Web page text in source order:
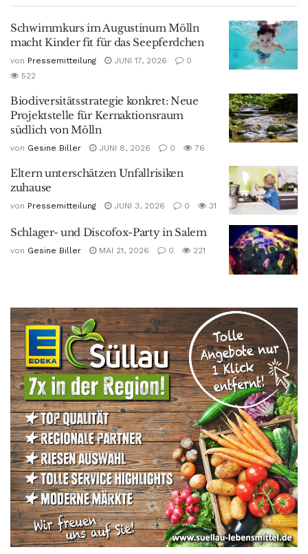
Schwimmkurs im Augustinum Mölln
macht Kinder fit für das Seepferdchen
von Pressemitteilung JUNI 17, 2026
0
522
Biodiversitätsstrategie konkret: Neue
Projektstelle für Kernaktionsraum
südlich von Mölln
von Gesine Biller JUNI 8, 2026 0 76
Eltern unterschätzen Unfallrisiken
zuhause
von Pressemitteilung JUNI 3, 2026 0 31
Schlager- und Discofox-Party in Salem
von Gesine Biller MAI 21, 2026 0 221